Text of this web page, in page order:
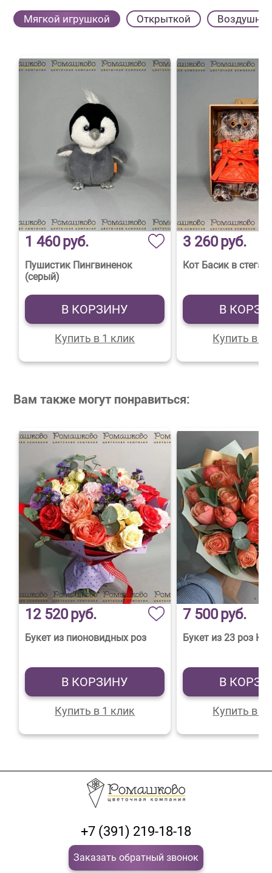
Мягкой игрушкой Открыткой
1 460руб.
Пушистик Пингвиненок
(серый)
В КОРЗИНУ
Купить в 1 клик
3 260руб.
Кот Басик в
В
Купить в 1
Вам также могут понравиться:
12 520руб.
Букет из пионовидных роз
В КОРЗИНУ
Купить в 1 клик
7 500руб.
Букет из 23 роз
В
Купить в 1
+7 (391) 219-18-18
Заказать обратный звонок